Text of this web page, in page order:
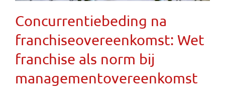
Concurrentiebeding na
franchiseovereenkomst: Wet
franchise als norm bij
managementovereenkomst